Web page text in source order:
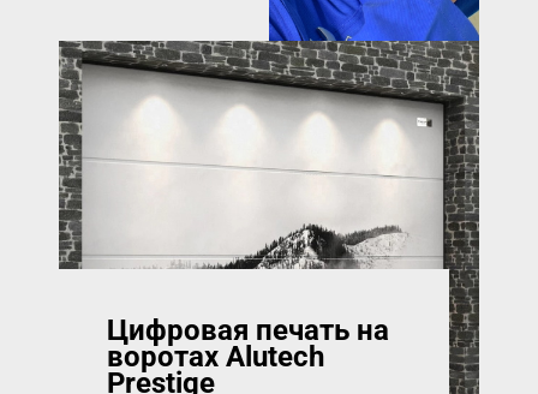
Цифровая печать на
воротах Alutech
Prestige